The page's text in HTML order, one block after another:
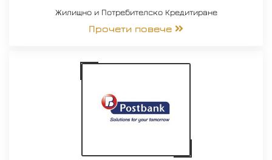
Жилищно и Потребителско Кредитиране
Прочети повече